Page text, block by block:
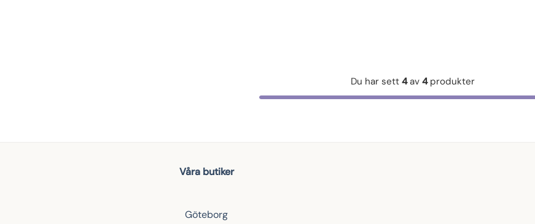
Du har sett 4av 4produkter
Våra butiker
Göteborg